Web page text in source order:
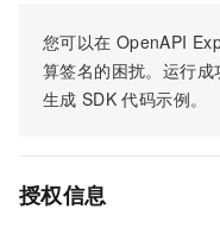
您可以在 OpenAPI
算签名的困扰。运行
生成 SDK 代码示例。
授权信息